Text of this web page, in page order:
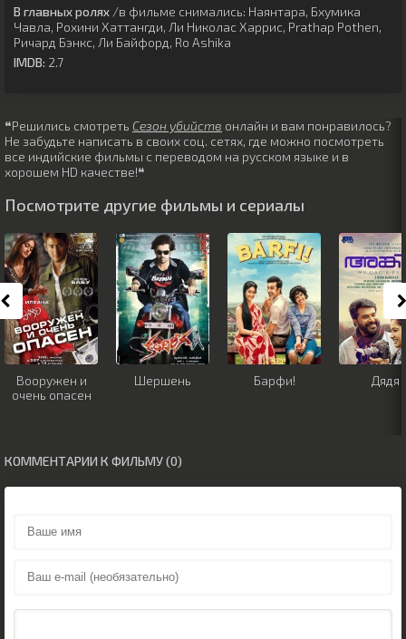
В главных ролях /в фильме снимались: Наянтара, Бхумика
Чавла, Рохини Хаттангди, Ли Николас Харрис, Prathap Pothen,
Ричард Бэнкс, Ли Байфорд, Ro Ashika
IMDB: 2.7
❝Решились смотреть Сезон убийств онлайн и вам понравилось?
Не забудьте написать в своих соц. сетях, где можно посмотреть
все индийские фильмы с переводом на русском языке и в
хорошем HD качестве!❝
Посмотрите другие фильмы и сериалы
Вооружен и
очень опасен
Шершень Барфи! Дядя
КОММЕНТАРИИ К ФИЛЬМУ (0)